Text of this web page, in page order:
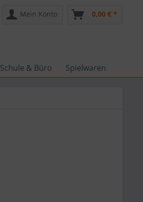
Mein Konto 0,00 € *
Schule & Büro Spielwaren